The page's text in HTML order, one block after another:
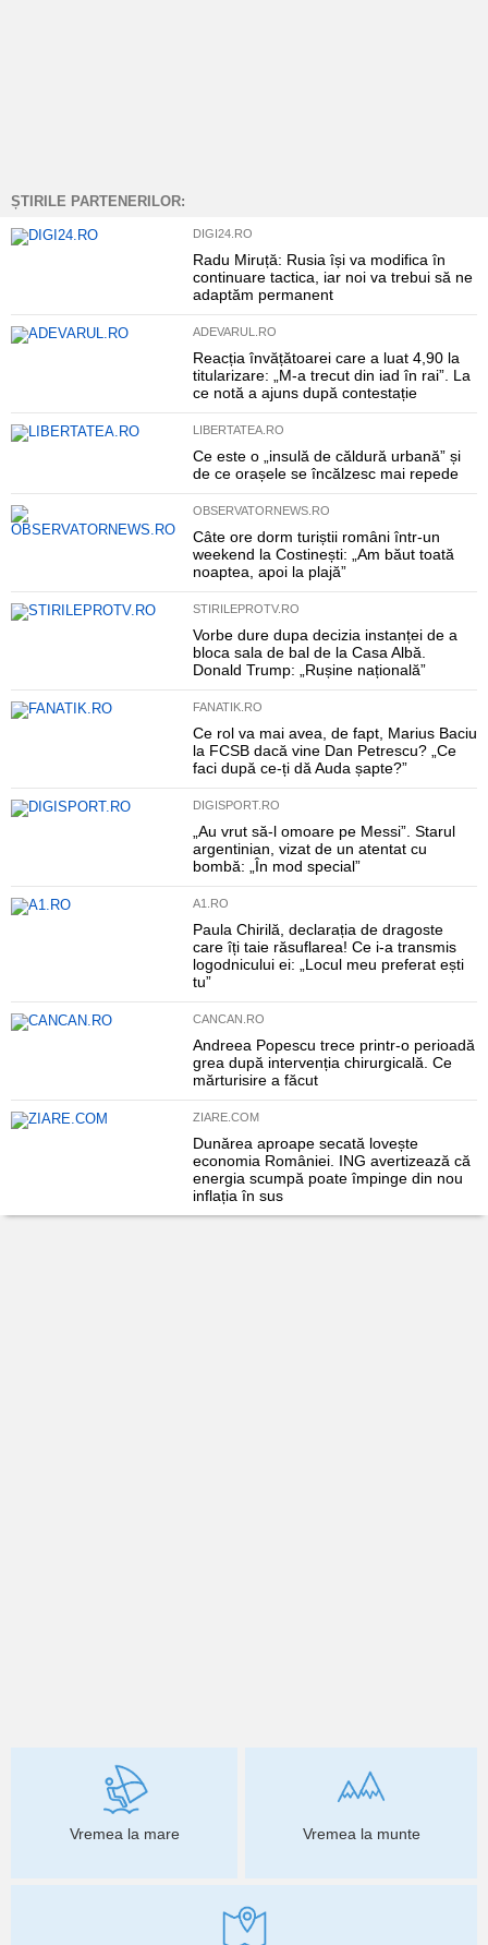
ȘTIRILE PARTENERILOR:
DIGI24.RO
Radu Miruță: Rusia își va modifica în
continuare tactica, iar noi va trebui să ne
adaptăm permanent
ADEVARUL.RO
Reacția învățătoarei care a luat 4,90 la
titularizare: „M-a trecut din iad în rai”. La
ce notă a ajuns după contestație
LIBERTATEA.RO
Ce este o „insulă de căldură urbană” și
de ce orașele se încălzesc mai repede
OBSERVATORNEWS.RO
Câte ore dorm turiștii români într-un
weekend la Costinești: „Am băut toată
noaptea, apoi la plajă”
STIRILEPROTV.RO
Vorbe dure dupa decizia instanței de a
bloca sala de bal de la Casa Albă.
Donald Trump: „Rușine națională”
FANATIK.RO
Ce rol va mai avea, de fapt, Marius Baciu
la FCSB dacă vine Dan Petrescu? „Ce
faci după ce-ți dă Auda șapte?”
DIGISPORT.RO
„Au vrut să-l omoare pe Messi”. Starul
argentinian, vizat de un atentat cu
bombă: „În mod special”
A1.RO
Paula Chirilă, declarația de dragoste
care îți taie răsuflarea! Ce i-a transmis
logodnicului ei: „Locul meu preferat ești
tu”
CANCAN.RO
Andreea Popescu trece printr-o perioadă
grea după intervenția chirurgicală. Ce
mărturisire a făcut
ZIARE.COM
Dunărea aproape secată lovește
economia României. ING avertizează că
energia scumpă poate împinge din nou
inflația în sus
Vremea la mare Vremea la munte